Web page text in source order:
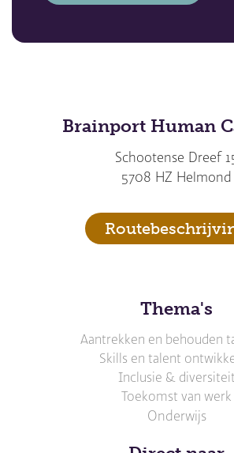
Brainport Human
Schootense Dreef
5708 HZ Helmond
Thema's
Aantrekken en behouden
Skills en talent
Inclusie & diversiteit
Toekomst van werk
Onderwijs